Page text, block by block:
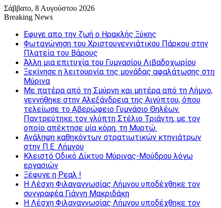
Σάββατο, 8 Αυγούστου 2026
Breaking News
Εφυγε απο την ζωή o Ηρακλής Ξύκης
Φωταγώγηση του Χριστουγεννιάτικου Πάρκου στην
Πλατεία του Βάρους
Άλλη μια επιτυχία του Γυμνασίου Λιβαδοχωρίου
Ξεκίνησε η λειτουργία της μονάδας αφαλάτωσης στη
Μύρινα
Με πατέρα από τη Σμύρνη και μητέρα από τη Λήμνο,
γεννήθηκε στην Αλεξάνδρεια της Αιγύπτου, όπου
τελείωσε το Αβερώφειο Γυμνάσιο Θηλέων.
Παντρεύτηκε τον γλύπτη Στέλιο Τριάντη, με τον
οποίο απέκτησε μία κόρη, τη Μυρτώ.
Ανάληψη καθηκόντων στρατιωτικών κτηνιάτρων
στην Π.Ε. Λήμνου
Κλειστό Οδικό Δίκτυο Μύρινας-Μούδρου λόγω
εργασιών
Ξέφυγε η Ρεαλ !
Η Λέσχη Φιλαναγνωσίας Λήμνου υποδέχθηκε τον
συγγραφέα Γιάννη Μακριδάκη
Η Λέσχη Φιλαναγνωσίας Λήμνου υποδέχθηκε τον